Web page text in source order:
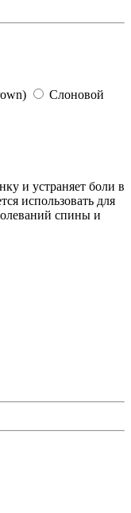
Слоновой
и устраняет боли в
использовать для
спины и